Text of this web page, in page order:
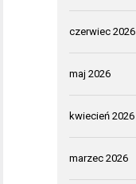
czerwiec 2026
maj 2026
kwiecień 2026
marzec 2026